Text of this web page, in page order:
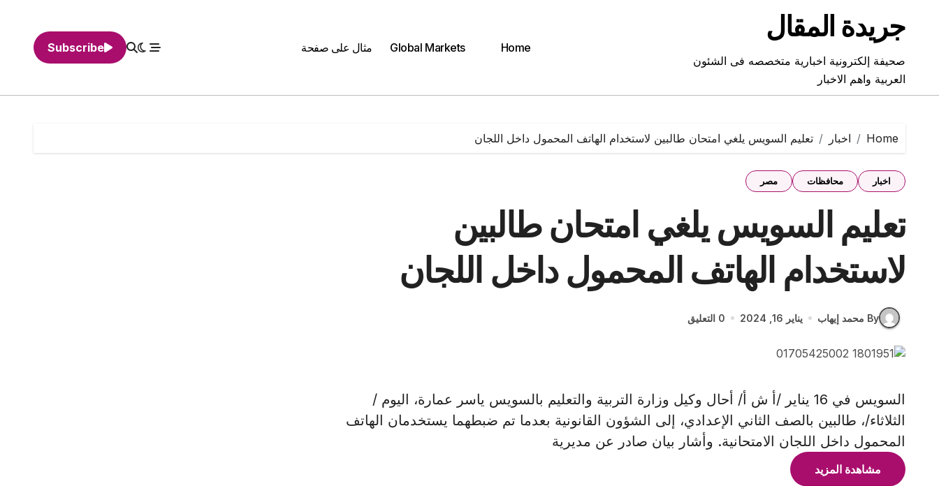
contentجريدة المقال
صحيفة إلكترونية اخبارية متخصصه فى الشئون
العربية واهم الاخبار
Home
Global Markets مثال على صفحة Subscribe
Home اخبار تعليم السويس يلغي امتحان طالبين لاستخدام الهاتف المحمول داخل اللجان
اخبار محافظات مصر
تعليم السويس يلغي امتحان طالبين
لاستخدام الهاتف المحمول داخل اللجان
By محمد إيهاب يناير 16, 2024 0 التعليق
السويس في 16 يناير /أ ش أ/ أحال وكيل وزارة التربية والتعليم بالسويس ياسر عمارة، اليوم /
الثلاثاء/، طالبين بالصف الثاني الإعدادي، إلى الشؤون القانونية بعدما تم ضبطهما يستخدمان الهاتف
المحمول داخل اللجان الامتحانية. وأشار بيان صادر عن مديرية
مشاهدة المزيد